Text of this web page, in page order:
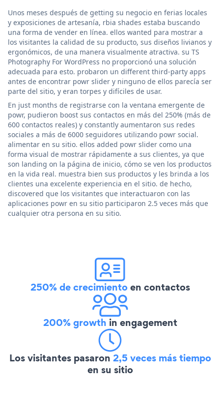
Unos meses después de getting su negocio en ferias locales
y exposiciones de artesanía, rbia shades estaba buscando
una forma de vender en línea. ellos wanted para mostrar a
los visitantes la calidad de su producto, sus diseños livianos y
ergonómicos, de una manera visualmente atractiva. su TS
Photography For WordPress no proporcionó una solución
adecuada para esto. probaron un different third-party apps
antes de encontrar powr slider y ninguno de ellos parecía ser
parte del sitio, y eran torpes y difíciles de usar.
En just months de registrarse con la ventana emergente de
powr, pudieron boost sus contactos en más del 250% (más de
600 contactos reales) y constantly aumentaron sus redes
sociales a más de 6000 seguidores utilizando powr social.
alimentar en su sitio. ellos added powr slider como una
forma visual de mostrar rápidamente a sus clientes, ya que
son landing on la página de inicio, cómo se ven los productos
en la vida real. muestra bien sus productos y les brinda a los
clientes una excelente experiencia en el sitio. de hecho,
discovered que los visitantes que interactuaron con las
aplicaciones powr en su sitio participaron 2.5 veces más que
cualquier otra persona en su sitio.
250% de crecimientoen contactos
200% growth in engagement
Los visitantes pasaron 2,5 veces más tiempo
en su sitio